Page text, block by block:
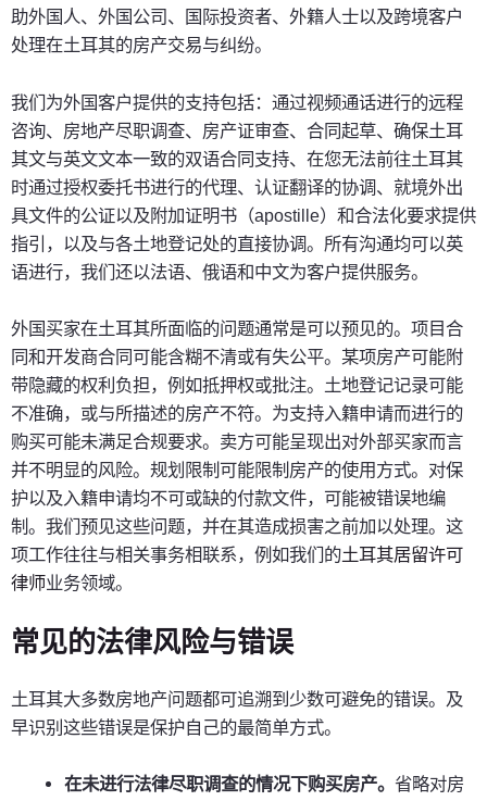
助外国人、外国公司、国际投资者、外籍人士以及跨境客户
处理在土耳其的房产交易与纠纷。
我们为外国客户提供的支持包括：通过视频通话进行的远程
咨询、房地产尽职调查、房产证审查、合同起草、确保土耳
其文与英文文本一致的双语合同支持、在您无法前往土耳其
时通过授权委托书进行的代理、认证翻译的协调、就境外出
具文件的公证以及附加证明书（apostille）和合法化要求提供
指引，以及与各土地登记处的直接协调。所有沟通均可以英
语进行，我们还以法语、俄语和中文为客户提供服务。
外国买家在土耳其所面临的问题通常是可以预见的。项目合
同和开发商合同可能含糊不清或有失公平。某项房产可能附
带隐藏的权利负担，例如抵押权或批注。土地登记记录可能
不准确，或与所描述的房产不符。为支持入籍申请而进行的
购买可能未满足合规要求。卖方可能呈现出对外部买家而言
并不明显的风险。规划限制可能限制房产的使用方式。对保
护以及入籍申请均不可或缺的付款文件，可能被错误地编
制。我们预见这些问题，并在其造成损害之前加以处理。这
项工作往往与相关事务相联系，例如我们的土耳其居留许可
律师业务领域。
常见的法律风险与错误
土耳其大多数房地产问题都可追溯到少数可避免的错误。及
早识别这些错误是保护自己的最简单方式。
在未进行法律尽职调查的情况下购买房产。省略对房